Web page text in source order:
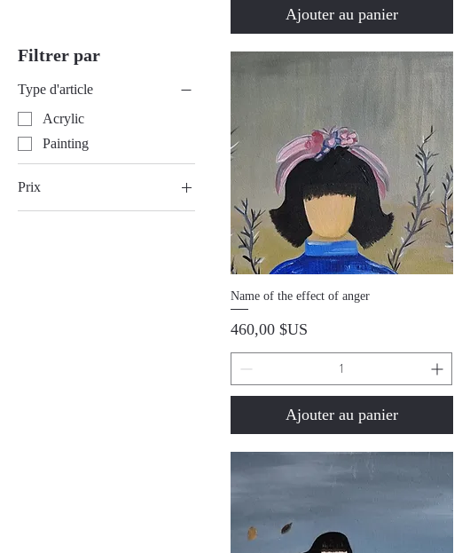
Filtrer par
Type d'article
Acrylic
Painting
Prix
Ajouter au panier
Aperçu rapide
Name of the effect of anger
Prix
460,00 $US
Ajouter au panier